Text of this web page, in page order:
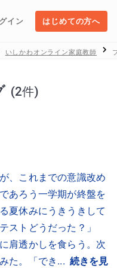
イン はじめての方へ
いしかわオンライン家庭教師
(2件)
、これまでの意識改め
あろう一学期が終盤を
夏休みにうきうきして
ストどうだった？」
肩透かしを食らう。次
た。「でき... 続きを見